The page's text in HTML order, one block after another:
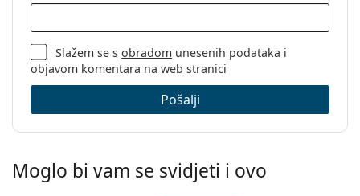
Slažem se sobradom unesenih podataka i
objavom komentara na web stranici
Pošalji
Moglo bi vam se svidjeti i ovo